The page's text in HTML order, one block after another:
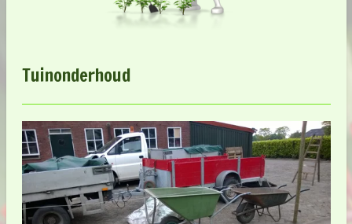
Tuinonderhoud